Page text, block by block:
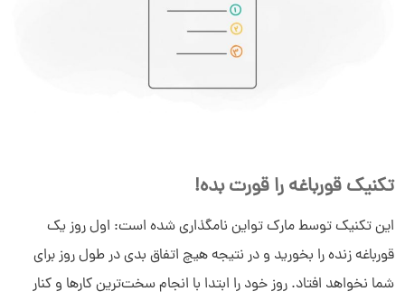
تکنیک قورباغه را قورت بده!
این تکنیک توسط مارک تواین نامگذاری شده است: اول روز یک
قورباغه زنده را بخورید و در نتیجه هیچ اتفاق بدی در طول روز برای
شما نخواهد افتاد. روز خود را ابتدا با انجام سخت‌ترین کارها و کنار